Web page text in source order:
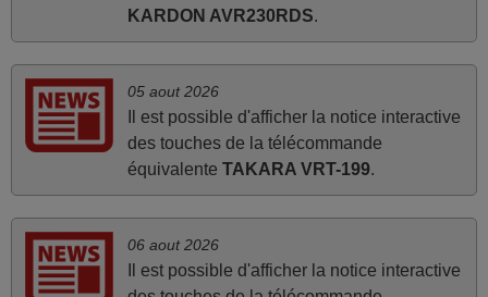
mai 2026
Concerne la télécommande de remplacement pour le
vidéo projecteur Wimius P20. Un avis provisoire avait été
émis car le délai de 24h était dépassé, néanmoins j'ai
reçu la télécommande au cours du 3ème jour ouvré,
fonctionnalité de la télécommande, le produit tient sa
promesse. Le document permet de connaître facilement
la fonction des différentes touches. De plus, elle est
directement utilisable moyennant l'insertion des 2 piles
KARDON AVR230RDS.
05 aout 2026
Il est possible d'afficher la notice interactive
des touches de la télécommande
équivalente TAKARA VRT-199.
06 aout 2026
Il est possible d'afficher la notice interactive